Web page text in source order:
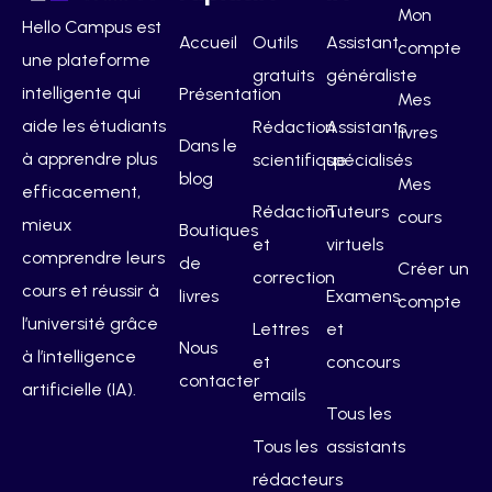
Hello Campus est
une plateforme
intelligente qui
aide les étudiants
à apprendre plus
efficacement,
mieux
comprendre leurs
cours et réussir à
l’université grâce
à l’intelligence
artificielle (IA).
Accueil
Présentation
Dans le
blog
Boutiques
de
livres
Nous
contacter
Outils
gratuits
Rédaction
scientifique
Rédaction
et
correction
Lettres
et
emails
Tous les
rédacteurs
Assistant
généraliste
Assistants
spécialisés
Tuteurs
virtuels
Examens
et
concours
Tous les
assistants
Mon
compte
Mes
livres
Mes
cours
Créer un
compte